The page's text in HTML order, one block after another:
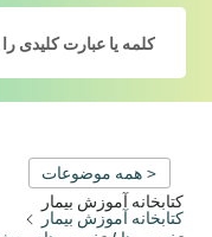
< همه موضوعات
کتابخانه آموزش بیمار
کتابخانه آموزش بیمار